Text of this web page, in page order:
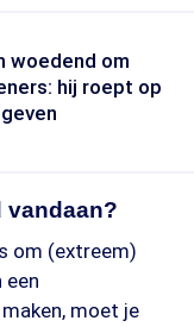
woedend om
hij roept op
vandaan?
om (extreem)
een
moet je